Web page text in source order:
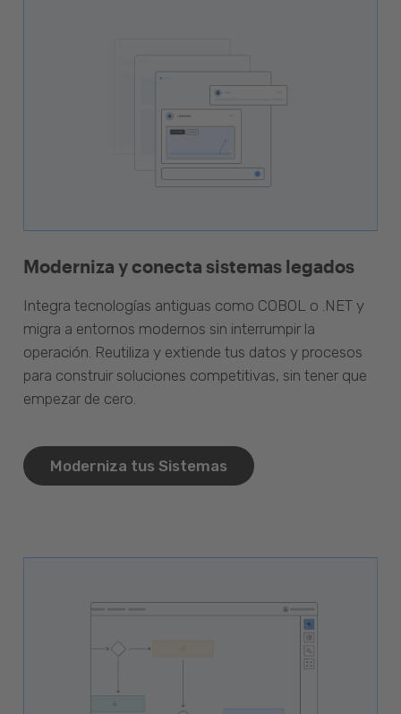
Moderniza y conecta sistemas legados
Integra tecnologías antiguas como COBOL o .NET y
migra a entornos modernos sin interrumpir la
operación. Reutiliza y extiende tus datos y procesos
para construir soluciones competitivas, sin tener que
empezar de cero.
Moderniza tus Sistemas